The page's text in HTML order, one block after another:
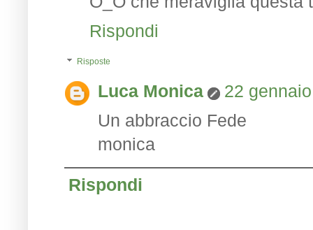
Rispondi
Risposte
Luca Monica
22
Un abbraccio Fede
monica
Rispondi